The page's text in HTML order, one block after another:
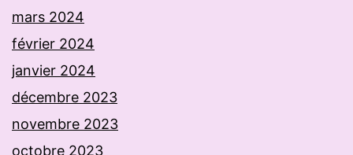
mars 2024
février 2024
janvier 2024
décembre 2023
novembre 2023
octobre 2023